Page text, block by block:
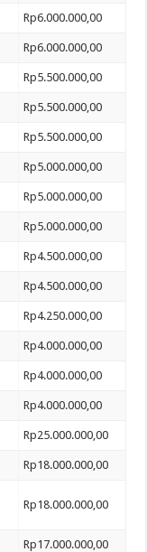
Rp6.000.000,00
Rp6.000.000,00
Rp5.500.000,00
Rp5.500.000,00
Rp5.500.000,00
Rp5.000.000,00
Rp5.000.000,00
Rp5.000.000,00
Rp4.500.000,00
Rp4.500.000,00
Rp4.250.000,00
Rp4.000.000,00
Rp4.000.000,00
Rp4.000.000,00
Rp25.000.000,00
Rp18.000.000,00
Rp18.000.000,00
Rp17.000.000,00